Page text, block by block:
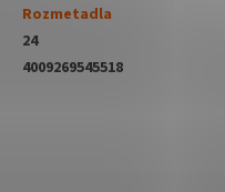
Rozmetadla
24
4009269545518